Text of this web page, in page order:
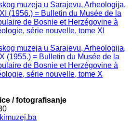
muzeja u Sarajevu, Arheologija,
(1956.) = Bulletin du Musée de la
de Bosnie et Herzégovine à
série nouvelle, tome XI
muzeja u Sarajevu, Arheologija,
(1955.) = Bulletin du Musée de la
de Bosnie et Herzégovine à
série nouvelle, tome X
/ fotografisanje